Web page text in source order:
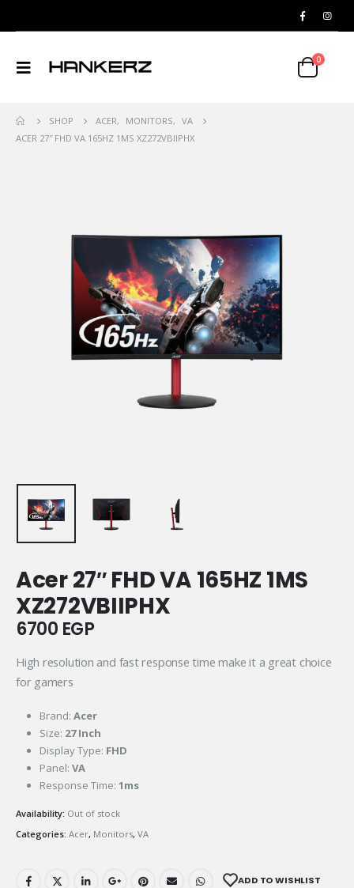
0
SHOP ACER, MONITORS, VA
ACER 27″ FHD VA 165HZ 1MS XZ272VBIIPHX
Acer 27″ FHD VA 165HZ 1MS
XZ272VBIIPHX
6700 EGP
High resolution and fast response time make it a great choice
for gamers
Brand: Acer
Size: 27 Inch
Display Type: FHD
Panel: VA
Response Time: 1ms
Availability: Out of stock
Categories: Acer, Monitors, VA
ADD TO WISHLIST